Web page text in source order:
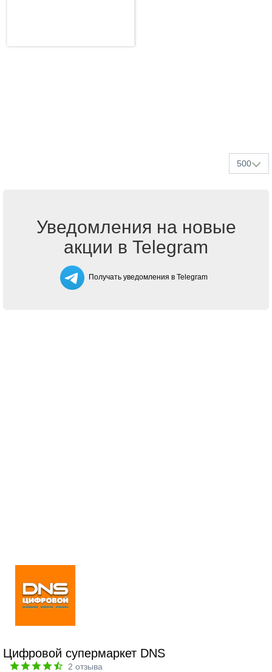
500
Уведомления на новые
акции в Telegram
Получать уведомления в Telegram
Цифровой супермаркет DNS
2 отзыва